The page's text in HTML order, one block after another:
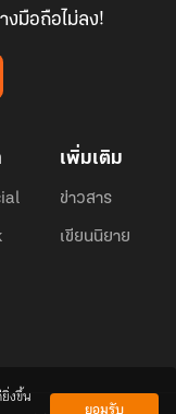
งมือถือไม่ลง!
เพิ่มเติม
ข่าวสาร
เขียนนิยาย
งขึ้น